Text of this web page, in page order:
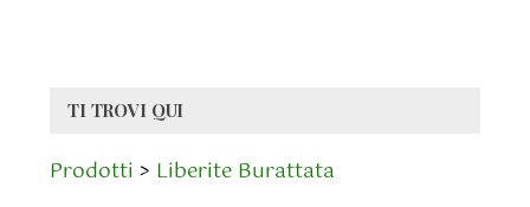
TI TROVI QUI
Prodotti > Liberite Burattata